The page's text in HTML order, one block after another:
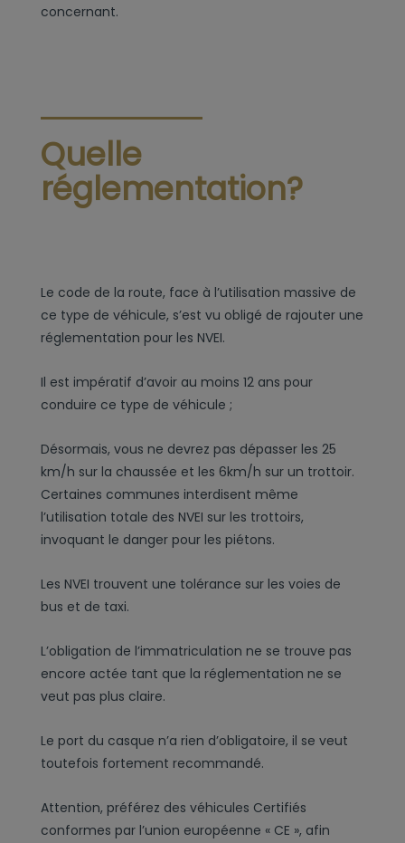
concernant.
Quelle
réglementation?
Le code de la route, face à l’utilisation massive de
ce type de véhicule, s’est vu obligé de rajouter une
réglementation pour les NVEI.
Il est impératif d’avoir au moins 12 ans pour
conduire ce type de véhicule ;
Désormais, vous ne devrez pas dépasser les 25
km/h sur la chaussée et les 6km/h sur un trottoir.
Certaines communes interdisent même
l’utilisation totale des NVEI sur les trottoirs,
invoquant le danger pour les piétons.
Les NVEI trouvent une tolérance sur les voies de
bus et de taxi.
L’obligation de l’immatriculation ne se trouve pas
encore actée tant que la réglementation ne se
veut pas plus claire.
Le port du casque n’a rien d’obligatoire, il se veut
toutefois fortement recommandé.
Attention, préférez des véhicules Certifiés
conformes par l’union européenne « CE », afin